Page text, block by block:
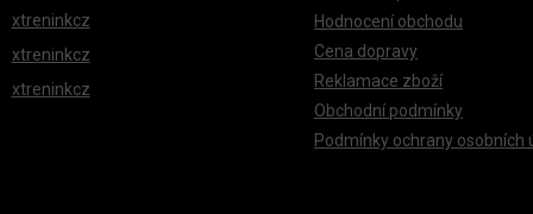
xtreninkcz
xtreninkcz
xtreninkcz
Hodnocení obchodu
Cena dopravy
Reklamace zboží
Obchodní podmínky
Podmínky ochrany osobních